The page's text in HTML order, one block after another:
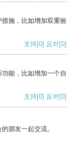
施，比如增加双重验
支持[0] 反对[0]
能，比如增加一个自
支持[0] 反对[0]
朋友一起交流。